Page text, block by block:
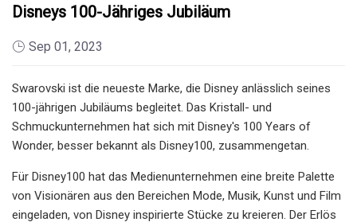
Disneys 100-Jähriges Jubiläum
Sep 01, 2023
Swarovski ist die neueste Marke, die Disney anlässlich seines
100-jährigen Jubiläums begleitet. Das Kristall- und
Schmuckunternehmen hat sich mit Disney's 100 Years of
Wonder, besser bekannt als Disney100, zusammengetan.
Für Disney100 hat das Medienunternehmen eine breite Palette
von Visionären aus den Bereichen Mode, Musik, Kunst und Film
eingeladen, von Disney inspirierte Stücke zu kreieren. Der Erlös